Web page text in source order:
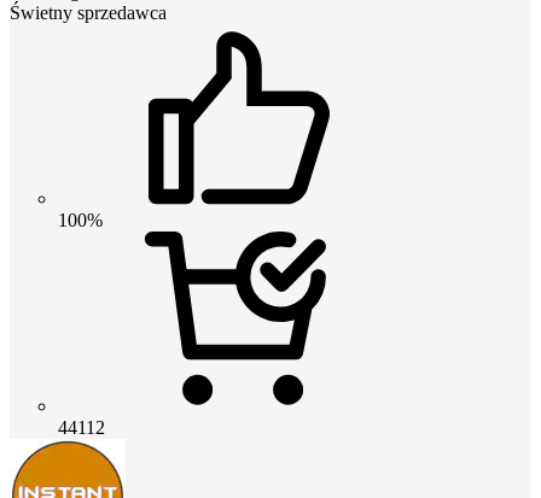
Świetny sprzedawca
100%
44112